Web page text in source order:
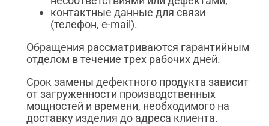
контактные данные для связи
(телефон, e-mail).
Обращения рассматриваются гарантийным
отделом в течение трех рабочих дней.
Срок замены дефектного продукта зависит
от загруженности производственных
мощностей и времени, необходимого на
доставку изделия до адреса клиента.